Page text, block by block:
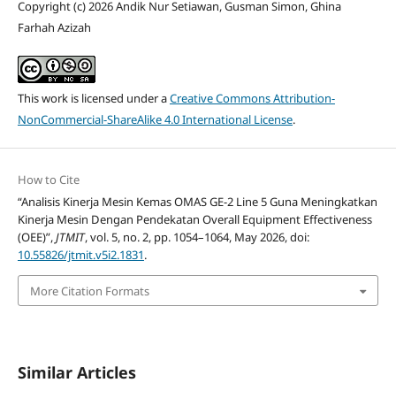
Copyright (c) 2026 Andik Nur Setiawan, Gusman Simon, Ghina
Farhah Azizah
This work is licensed under aCreative Commons Attribution-
NonCommercial-ShareAlike 4.0 International License.
How to Cite
“Analisis Kinerja Mesin Kemas OMAS GE-2 Line 5 Guna Meningkatkan
Kinerja Mesin Dengan Pendekatan Overall Equipment Effectiveness
(OEE)”,JTMIT, vol. 5, no. 2, pp. 1054–1064, May 2026, doi:
10.55826/jtmit.v5i2.1831.
More Citation Formats
Similar Articles